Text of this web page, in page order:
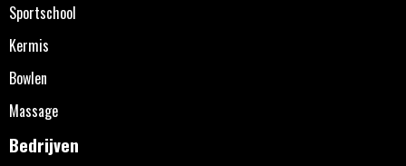
Sportschool
Kermis
Bowlen
Massage
Bedrijven